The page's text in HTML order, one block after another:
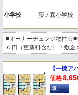
小学校 藤ノ森小学校
■オーナーチェンジ物件☆■
０円（更新料含む）！敷
【一棟
価格